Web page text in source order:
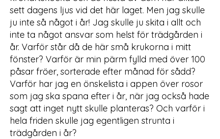
sett dagens ljus vid det här laget. Men jag skulle
ju inte så något i år! Jag skulle ju skita i allt och
inte ta något ansvar som helst för trädgården i
år. Varför står då de här små krukorna i mitt
fönster? Varför är min pärm fylld med över 100
påsar fröer, sorterade efter månad för sådd?
Varför har jag en önskelista i appen över rosor
som jag ska spana efter i år, när jag också hade
sagt att inget nytt skulle planteras? Och varför i
hela friden skulle jag egentligen strunta i
trädgården i år?